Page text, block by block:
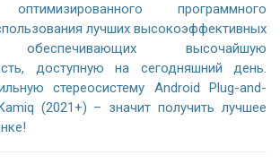
оптимизированного программного
лучших высокоэффективных
обеспечивающих высочайшую
доступную на сегодняшний день.
стереосистему Android Plug-and-
(2021+) – значит получить лучшее